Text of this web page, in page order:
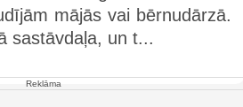
mājās vai bērnudārzā.
sastāvdaļa, un t...
Reklāma